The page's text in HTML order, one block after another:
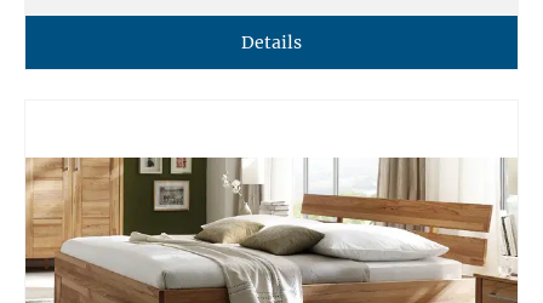
Details